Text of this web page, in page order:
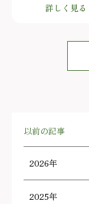
詳しく見る
以前の記事
2026年
2025年